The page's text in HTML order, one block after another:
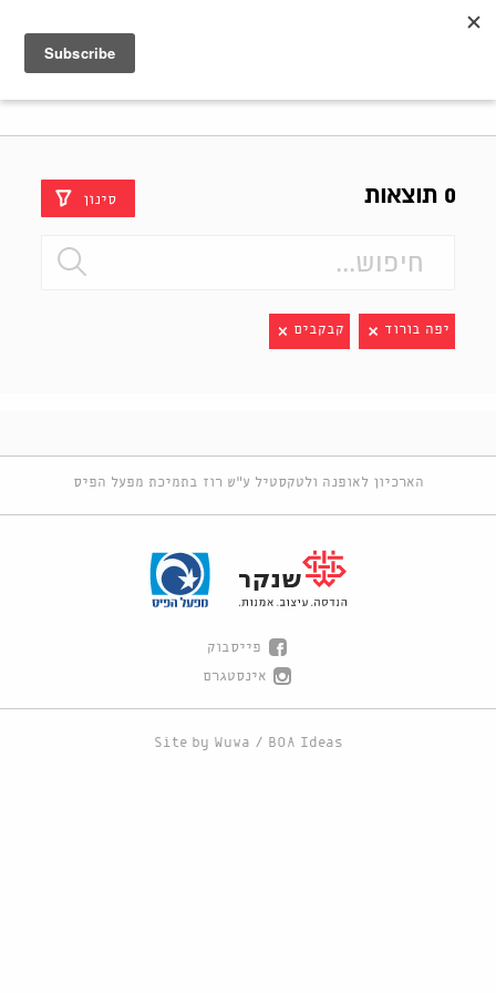
0 תוצאות סינון
יפה בורוד קבקבים
הארכיון לאופנה ולטקסטיל ע"ש רוז בתמיכת מפעל הפיס
פייסבוק
אינסטגרם
Site by Wuwa / BOA Ideas